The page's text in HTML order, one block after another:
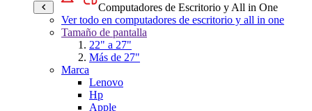
Computadores de Escritorio y All in One
Ver todo en computadores de escritorio y all in one
Tamaño de pantalla
22" a 27"
Más de 27"
Marca
Lenovo
Hp
Apple